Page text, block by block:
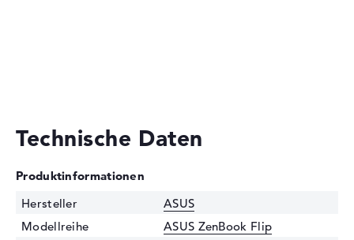
Technische Daten
Produktinformationen
Hersteller
ASUS
Modellreihe
ASUS ZenBook Flip